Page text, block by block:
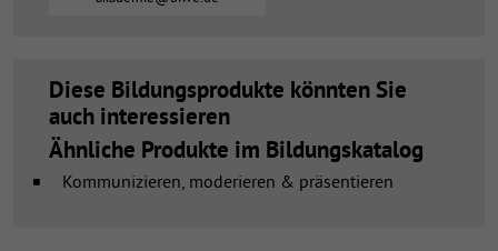
Diese Bildungsprodukte könnten Sie
auch interessieren
Ähnliche Produkte im Bildungskatalog
Kommunizieren, moderieren & präsentieren